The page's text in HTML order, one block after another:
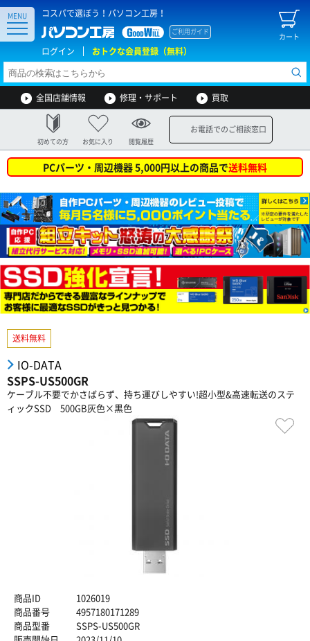
コスパで選ぼう！パソコン工房！
カート
ご利用ガイド
ログイン おトクな会員登録（無料）
MENU
全国店舗情報 修理・サポート 買取
初めての方 お気に入り 閲覧履歴
お電話でのご相談窓口
PCパーツ・周辺機器 5,000円以上の商品で送料無料
送料無料
IO-DATA
SSPS-US500GR
ケーブル不要でかさばらず、持ち運びしやすい!超小型&高速転送のステ
ィックSSD 500GB灰色×黒色
商品ID
1026019
商品番号
4957180171289
商品型番
SSPS-US500GR